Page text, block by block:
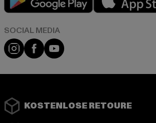
Instagram
FacebookYouTube
KOSTENLOSE RETOURE